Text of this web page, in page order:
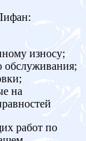
износу;
обслуживания;
на
работ по